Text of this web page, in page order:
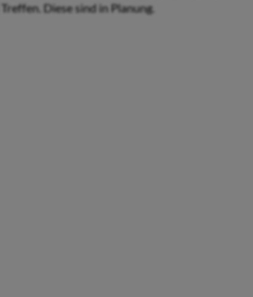
Diese sind in Planung.